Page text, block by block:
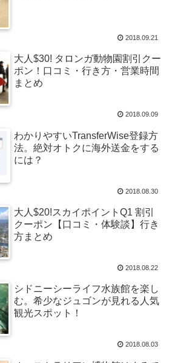
2018.09.21
大人$30! タロンガ動物園割引クー
ポン！口コミ・行き方・営業時間
まとめ
2018.09.09
わかりやすいTransferWise登録方
法。絶対オトクに海外送金をする
には？
2018.08.30
大人$20!スカイポイントQ1 割引
クーポン【口コミ・体験談】行き
方まとめ
2018.08.22
シドニーシーライフ水族館を楽し
む。希少なジュゴンが見れる人気
観光スポット！
2018.08.03